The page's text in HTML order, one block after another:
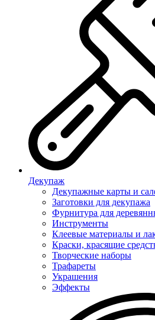
Декупаж
Декупажные карты и
Заготовки для декупажа
Фурнитура для
Инструменты
Клеевые материалы и
Краски, красящие
Творческие наборы
Трафареты
Украшения
Эффекты